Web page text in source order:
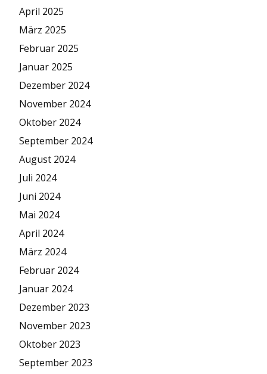
April 2025
März 2025
Februar 2025
Januar 2025
Dezember 2024
November 2024
Oktober 2024
September 2024
August 2024
Juli 2024
Juni 2024
Mai 2024
April 2024
März 2024
Februar 2024
Januar 2024
Dezember 2023
November 2023
Oktober 2023
September 2023